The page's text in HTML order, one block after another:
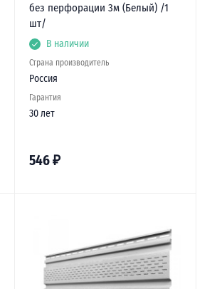
без перфорации 3м (Белый) /1
шт/
В наличии
Страна производитель
Россия
Гарантия
30 лет
546₽